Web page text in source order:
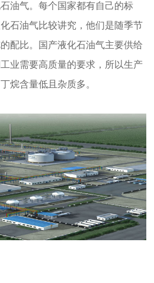
油气。每个国家都有自己的标
石油气比较讲究，他们是随季节
配比。国产液化石油气主要供给
业需要高质量的要求，所以生产
烷含量低且杂质多。